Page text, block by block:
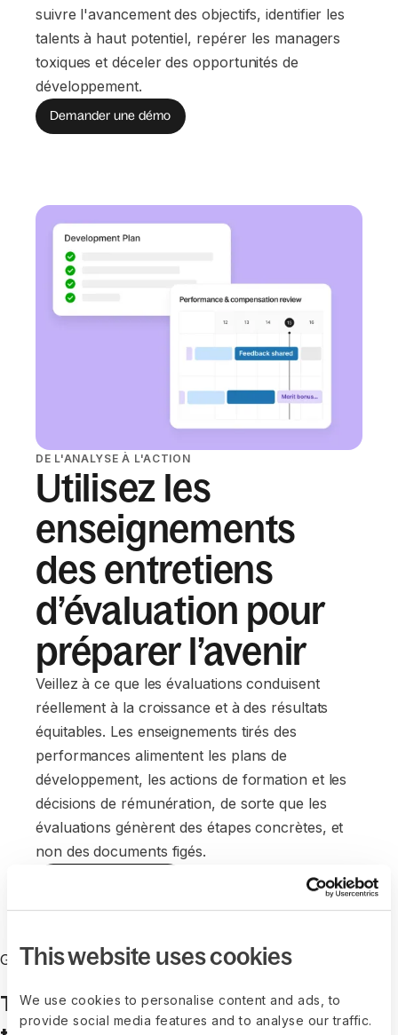
This website uses cookies
We use cookies to personalise content and ads, to
provide social media features and to analyse our traffic.
suivre l'avancement des objectifs, identifier les
talents à haut potentiel, repérer les managers
toxiques et déceler des opportunités de
développement.
Demander une démo
DE L'ANALYSE À L'ACTION
Utilisez les
enseignements
des entretiens
d’évaluation pour
préparer l’avenir
Veillez à ce que les évaluations conduisent
réellement à la croissance et à des résultats
équitables. Les enseignements tirés des
performances alimentent les plans de
développement, les actions de formation et les
décisions de rémunération, de sorte que les
évaluations génèrent des étapes concrètes, et
non des documents figés.
GESTION DES TALENTS INTÉGRÉE
Tous vos outils de Gestion des